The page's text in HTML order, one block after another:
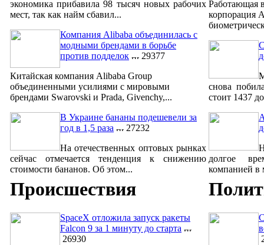
экономика прибавила 98 тысяч новых рабочих
мест, так как найм сбавил...
Компания Alibaba объединилась с
модными брендами в борьбе
против подделок
29377
Китайская компания Alibaba Group
объединенными усилиями с мировыми
брендами Swarovski и Prada, Givenchy,...
В Украине бананы подешевели за
год в 1,5 раза
27232
На отечественных оптовых рынках
сейчас отмечается тенденция к снижению
стоимости бананов. Об этом...
Работающая
корпорация
снова
стоит 1437
долгое
компанией в
Происшествия
SpaceX отложила запуск ракеты
Falcon 9 за 1 минуту до старта
26930